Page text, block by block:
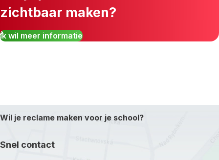
zichtbaar maken?
Ik wil meer informatie
Wil je reclame maken voor je school?
Snel contact